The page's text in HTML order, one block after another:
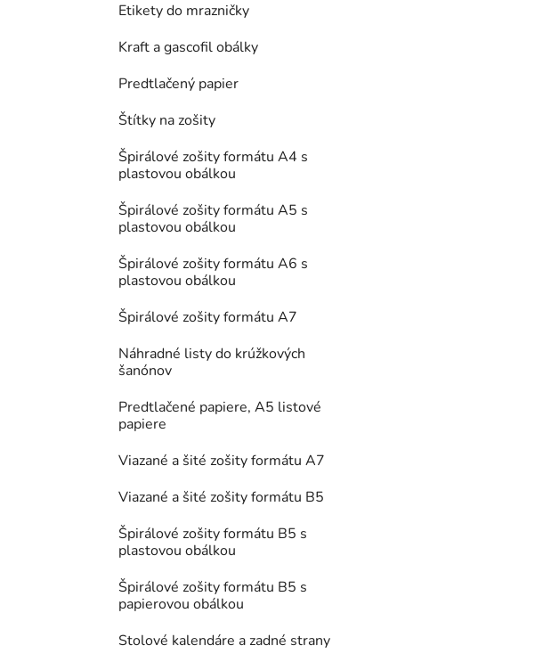
Etikety do mrazničky
Kraft a gascofil obálky
Predtlačený papier
Štítky na zošity
Špirálové zošity formátu A4 s
plastovou obálkou
Špirálové zošity formátu A5 s
plastovou obálkou
Špirálové zošity formátu A6 s
plastovou obálkou
Špirálové zošity formátu A7
Náhradné listy do krúžkových
šanónov
Predtlačené papiere, A5 listové
papiere
Viazané a šité zošity formátu A7
Viazané a šité zošity formátu B5
Špirálové zošity formátu B5 s
plastovou obálkou
Špirálové zošity formátu B5 s
papierovou obálkou
Stolové kalendáre a zadné strany